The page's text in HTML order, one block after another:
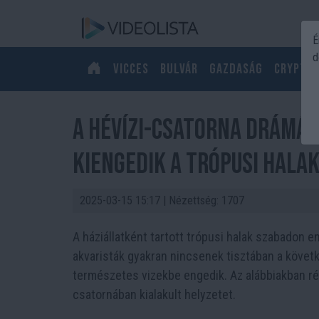
Vicces Bulvár Gazdaság Crypto
A Hévízi-csatorna
kiengedik a trópusi
2025-03-15 15:17 | Nézettség: 1707
A háziállatként tartott trópusi halak szabadon
akvaristák gyakran nincsenek tisztában a
természetes vizekbe engedik. Az alábbiakban
csatornában kialakult helyzetet.